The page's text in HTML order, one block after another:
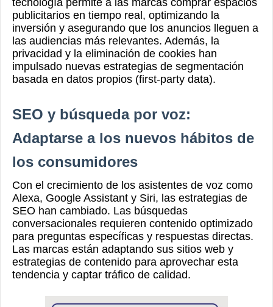
publicitarios en tiempo real, optimizando la
inversión y asegurando que los anuncios lleguen a
las audiencias más relevantes. Además, la
privacidad y la eliminación de cookies han
impulsado nuevas estrategias de segmentación
basada en datos propios (first-party data).
SEO y búsqueda por voz:
Adaptarse a los nuevos hábitos de
los consumidores
Con el crecimiento de los asistentes de voz como
Alexa, Google Assistant y Siri, las estrategias de
SEO han cambiado. Las búsquedas
conversacionales requieren contenido optimizado
para preguntas específicas y respuestas directas.
Las marcas están adaptando sus sitios web y
estrategias de contenido para aprovechar esta
tendencia y captar tráfico de calidad.